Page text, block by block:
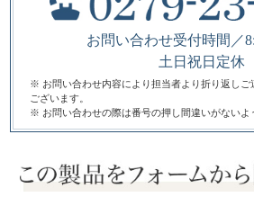
お問い合わせ受付時間／
土日祝日定休
※ お問い合わせ内容により担当者より折り返しご
ございます。
※ お問い合わせの際は番号の押し間違いがないよ